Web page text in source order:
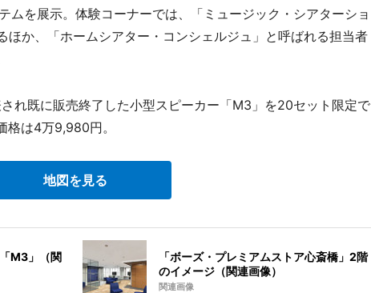
ムを展示。体験コーナーでは、「ミュージック・シアターショ
ほか、「ホームシアター・コンシェルジュ」と呼ばれる担当者
れ既に販売終了した小型スピーカー「M3」を20セット限定で
格は4万9,980円。
地図を見る
M3」（関
「ボーズ・プレミアムストア心斎橋」2階
のイメージ（関連画像）
関連画像